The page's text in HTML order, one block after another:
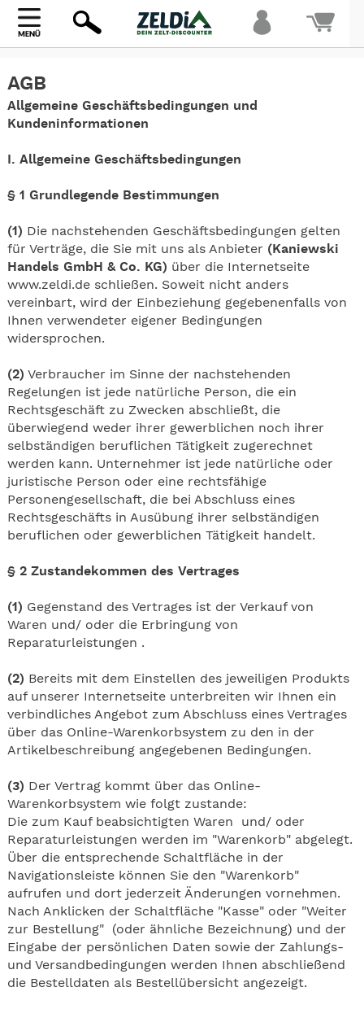
AGB
Allgemeine Geschäftsbedingungen und
Kundeninformationen
I. Allgemeine Geschäftsbedingungen
§ 1 Grundlegende Bestimmungen
(1) Die nachstehenden Geschäftsbedingungen gelten
für Verträge, die Sie mit uns als Anbieter (Kaniewski
Handels GmbH & Co. KG) über die Internetseite
www.zeldi.de schließen. Soweit nicht anders
vereinbart, wird der Einbeziehung gegebenenfalls von
Ihnen verwendeter eigener Bedingungen
widersprochen.
(2) Verbraucher im Sinne der nachstehenden
Regelungen ist jede natürliche Person, die ein
Rechtsgeschäft zu Zwecken abschließt, die
überwiegend weder ihrer gewerblichen noch ihrer
selbständigen beruflichen Tätigkeit zugerechnet
werden kann. Unternehmer ist jede natürliche oder
juristische Person oder eine rechtsfähige
Personengesellschaft, die bei Abschluss eines
Rechtsgeschäfts in Ausübung ihrer selbständigen
beruflichen oder gewerblichen Tätigkeit handelt.
§ 2 Zustandekommen des Vertrages
(1) Gegenstand des Vertrages ist der Verkauf von
Waren und/ oder die Erbringung von
Reparaturleistungen .
(2) Bereits mit dem Einstellen des jeweiligen Produkts
auf unserer Internetseite unterbreiten wir Ihnen ein
verbindliches Angebot zum Abschluss eines Vertrages
über das Online-Warenkorbsystem zu den in der
Artikelbeschreibung angegebenen Bedingungen.
(3) Der Vertrag kommt über das Online-
Warenkorbsystem wie folgt zustande:
Die zum Kauf beabsichtigten Waren und/ oder
Reparaturleistungen werden im "Warenkorb" abgelegt.
Über die entsprechende Schaltfläche in der
Navigationsleiste können Sie den "Warenkorb"
aufrufen und dort jederzeit Änderungen vornehmen.
Nach Anklicken der Schaltfläche "Kasse" oder "Weiter
zur Bestellung" (oder ähnliche Bezeichnung) und der
Eingabe der persönlichen Daten sowie der Zahlungs-
und Versandbedingungen werden Ihnen abschließend
die Bestelldaten als Bestellübersicht angezeigt.